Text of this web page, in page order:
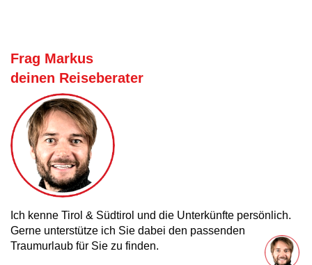
Frag Markus
deinen Reiseberater
Ich kenne Tirol & Südtirol und die Unterkünfte persönlich.
Gerne unterstütze ich Sie dabei den passenden
Traumurlaub für Sie zu finden.